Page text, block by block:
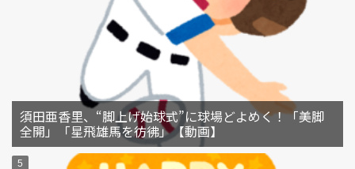
須田亜香里、“脚上げ始球式”に球場どよめく！「美脚
全開」「星飛雄馬を彷彿」【動画】